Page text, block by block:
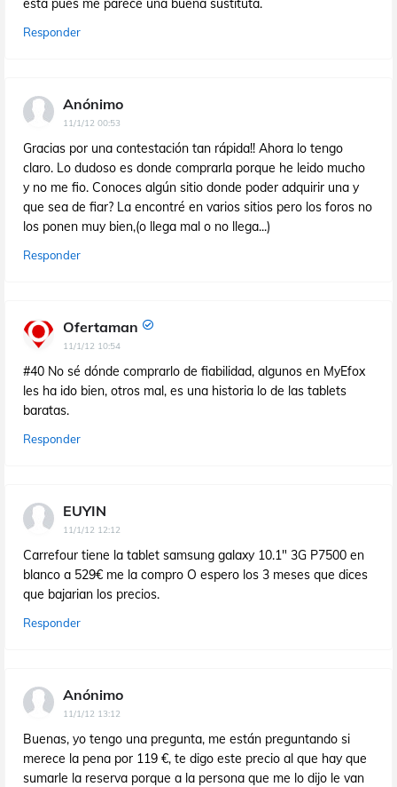
esta pues me parece una buena sustituta.
Responder
Anónimo
11/1/12 00:53
Gracias por una contestación tan rápida!! Ahora lo tengo
claro. Lo dudoso es donde comprarla porque he leido mucho
y no me fio. Conoces algún sitio donde poder adquirir una y
que sea de fiar? La encontré en varios sitios pero los foros no
los ponen muy bien,(o llega mal o no llega...)
Responder
Ofertaman
11/1/12 10:54
#40 No sé dónde comprarlo de fiabilidad, algunos en MyEfox
les ha ido bien, otros mal, es una historia lo de las tablets
baratas.
Responder
EUYIN
11/1/12 12:12
Carrefour tiene la tablet samsung galaxy 10.1" 3G P7500 en
blanco a 529€ me la compro O espero los 3 meses que dices
que bajarian los precios.
Responder
Anónimo
11/1/12 13:12
Buenas, yo tengo una pregunta, me están preguntando si
merece la pena por 119 €, te digo este precio al que hay que
sumarle la reserva porque a la persona que me lo dijo le van